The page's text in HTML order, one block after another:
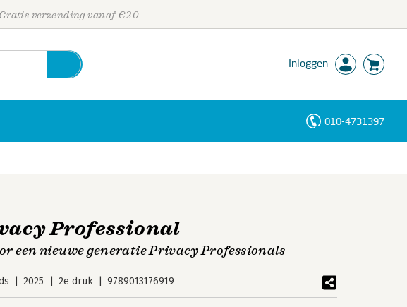
Gratis verzending vanaf €20
Inloggen
010-4731397
Professional
een nieuwe generatie Privacy Professionals
2025 2e druk 9789013176919
Personen